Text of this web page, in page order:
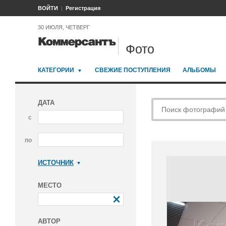
ВОЙТИ Регистрация
30 ИЮЛЯ, ЧЕТВЕРГ
Фото
КАТЕГОРИИ СВЕЖИЕ ПОСТУПЛЕНИЯ АЛЬБОМЫ
ДАТА
с
по
ИСТОЧНИК
МЕСТО
АВТОР